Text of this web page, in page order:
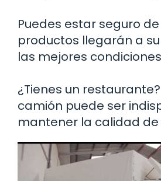
Puedes estar seguro
productos llegarán a
las mejores
¿Tienes un
camión puede ser
mantener la calidad de